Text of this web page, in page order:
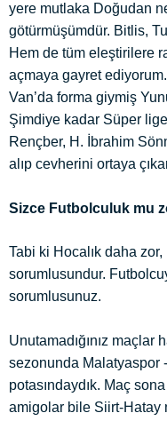
yere mutlaka Doğudan
götürmüşümdür. Bitlis,
Hem de tüm eleştirilere
açmaya gayret
Van’da forma giymiş
Şimdiye kadar Süper
Rençber, H. İbrahim
alıp cevherini ortaya
Sizce Futbolculuk mu
Tabi ki Hocalık daha
sorumlusundur.
sorumlusunuz.
Unutamadığınız
sezonunda Malatyaspor
potasındaydık. Maç
amigolar bile Siirt-Hatay